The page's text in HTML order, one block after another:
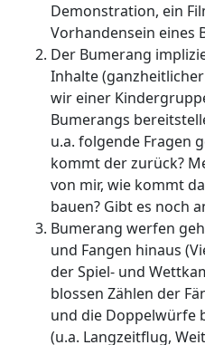
Demonstration, ein
Vorhandensein eines
Der Bumerang
Inhalte
wir einer
Bumerangs
u.a. folgende Fragen
kommt der zurück?
von mir, wie kommt
bauen? Gibt es noch
Bumerang werfen
und Fangen hinaus
der Spiel- und
blossen Zählen der
und die Doppelwürfe
(u.a. Langzeitflug,